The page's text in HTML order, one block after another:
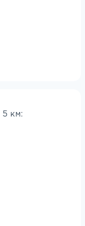
5 км: